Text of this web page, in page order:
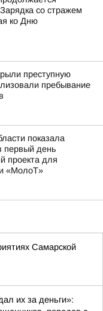
со стражем
ко Дню
преступную
пребывание
показала
первый день
проекта для
«МолоТ»
Самарской
их за деньги»: